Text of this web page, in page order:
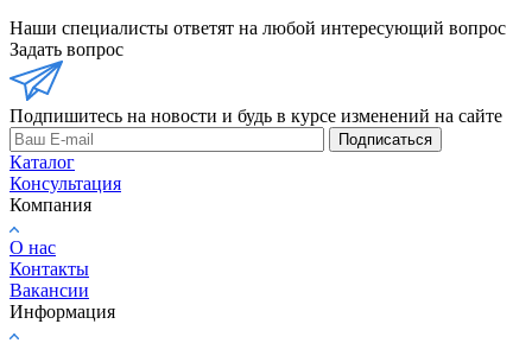
Наши специалисты ответят на любой интересующий вопрос
Задать вопрос
Подпишитесь на новости и будь в курсе изменений на сайте
Подписаться
Каталог
Консультация
Компания
О нас
Контакты
Вакансии
Информация